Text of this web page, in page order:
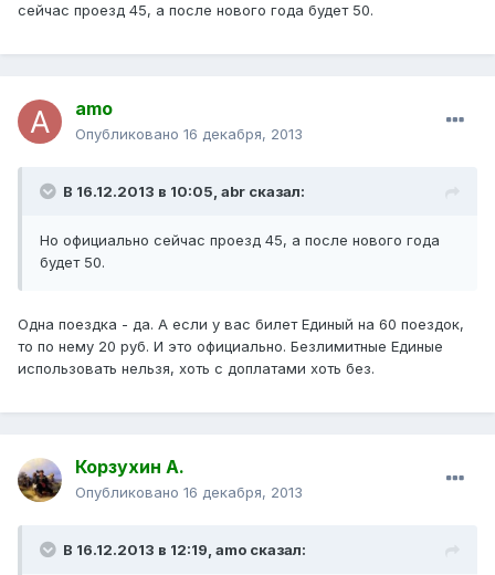
сейчас проезд 45, а после нового года будет 50.
amo
Опубликовано 16 декабря, 2013
В 16.12.2013 в 10:05, abr сказал:
Но официально сейчас проезд 45, а после нового года
будет 50.
Одна поездка - да. А если у вас билет Единый на 60 поездок,
то по нему 20 руб. И это официально. Безлимитные Единые
использовать нельзя, хоть с доплатами хоть без.
Корзухин А.
Опубликовано 16 декабря, 2013
В 16.12.2013 в 12:19, amo сказал: